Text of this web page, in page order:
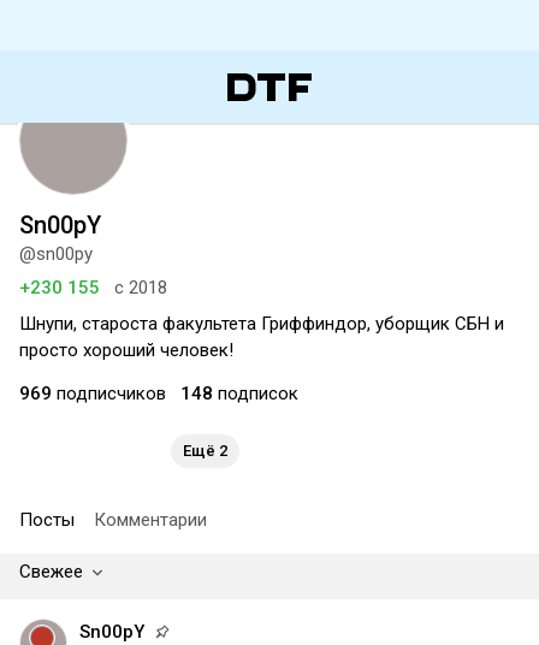
Sn00pY
@sn00py
+230 155
с 2018
Шнупи, староста факультета Гриффиндор, уборщик СБН и
просто хороший человек!
969 подписчиков 148 подписок
Ещё 2
Посты Комментарии
Свежее
Sn00pY